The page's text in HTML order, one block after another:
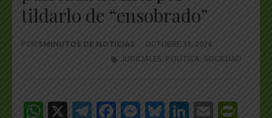
tildarlo de “ensobrado”
POR 5MINUTOS DE NOTICIAS
OCTUBRE 31, 2024
JUDICIALES
POLÍTICA SOCIEDAD
WhatsApp
X Telegram
Facebook
Messenger
Bluesky
LinkedIn
Email